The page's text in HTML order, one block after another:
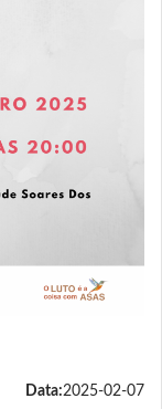
Data:2025-02-07